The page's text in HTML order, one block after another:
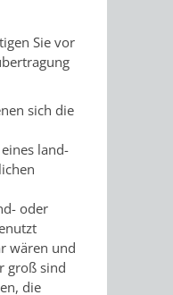
DENKMALSCHUTZ
BÄDER(PLANUNG
Sie vor
sich die
land-
oder
wären und
groß sind
die